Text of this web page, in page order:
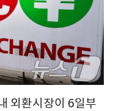
외환시장이 6일부